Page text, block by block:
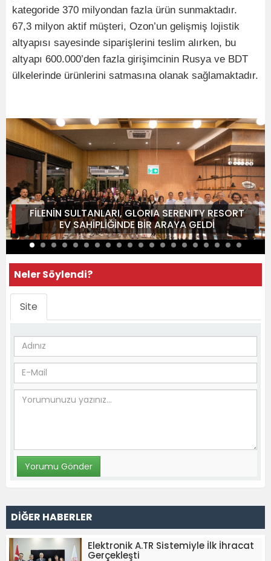
kategoride 370 milyondan fazla ürün sunmaktadır.
67,3 milyon aktif müşteri, Ozon’un gelişmiş lojistik
altyapısı sayesinde siparişlerini teslim alırken, bu
altyapı 600.000’den fazla girişimcinin Rusya ve BDT
ülkelerinde ürünlerini satmasına olanak sağlamaktadır.
FİLENİN SULTANLARI, GLORIA SERENITY RESORT
EV SAHİPLİĞİNDE BİR ARAYA GELDİ
Neler Söylendi?
Site
DİĞER HABERLER
Elektronik A.TR Sistemiyle İlk İhracat
Gerçekleşti